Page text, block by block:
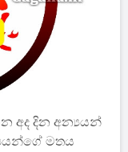
අද දින අන්‍යයන්
මතය